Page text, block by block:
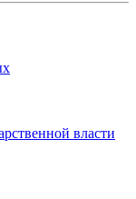
власти